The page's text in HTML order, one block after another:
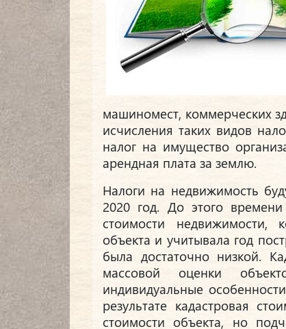
машиномест, коммерческих
исчисления таких видов
налог на имущество
арендная плата за землю.
Налоги на недвижимость
2020 год. До этого
стоимости недвижимости,
объекта и учитывала год
была достаточно низкой.
массовой оценки
индивидуальные
результате кадастровая
стоимости объекта, но